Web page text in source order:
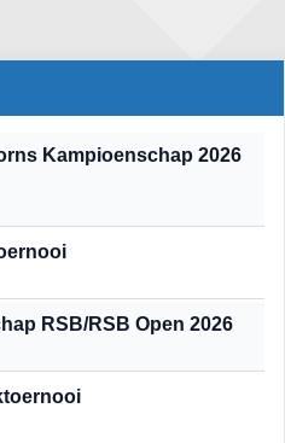
Kampioenschap 2026
RSB/RSB Open 2026